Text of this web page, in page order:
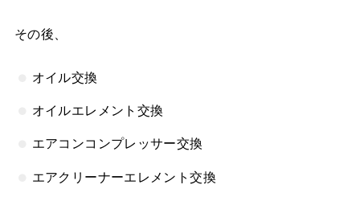
その後、
オイル交換
オイルエレメント交換
エアコンコンプレッサー交換
エアクリーナーエレメント交換